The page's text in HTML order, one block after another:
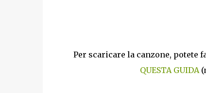
Per scaricare la canzone, potete
QUESTA GUIDA